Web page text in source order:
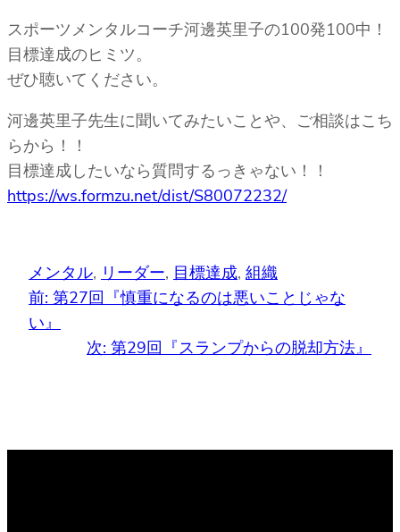
スポーツメンタルコーチ河邊英里子の100発100中！
目標達成のヒミツ。
ぜひ聴いてください。
河邊英里子先生に聞いてみたいことや、ご相談はこち
らから！！
目標達成したいなら質問するっきゃない！！
https://ws.formzu.net/dist/S80072232/
メンタル, リーダー, 目標達成, 組織
前: 第27回『慎重になるのは悪いことじゃな
い』
次: 第29回『スランプからの脱却方法』